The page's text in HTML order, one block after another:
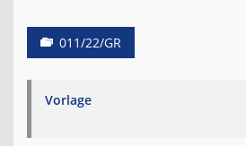
011/22/GR
Vorlage